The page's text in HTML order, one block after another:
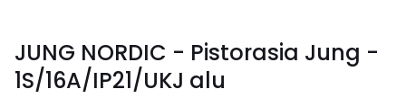
JUNG NORDIC - Pistorasia Jung -
1S/16A/IP21/UKJ alu